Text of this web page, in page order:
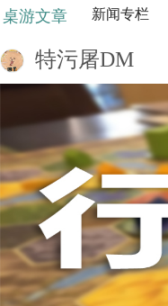
桌游文章 新闻专栏
特污屠DM